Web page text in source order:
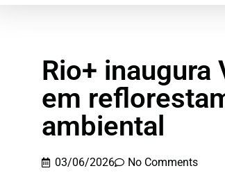
Rio+
em
ambiental
03/06/2026 No Comments